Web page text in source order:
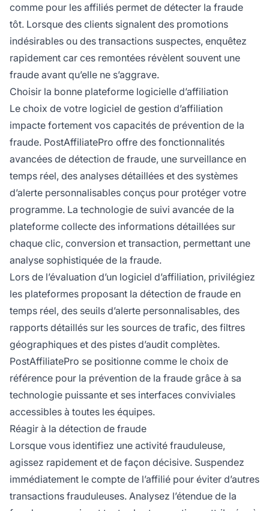
comme pour les affiliés permet de détecter la fraude
tôt. Lorsque des clients signalent des promotions
indésirables ou des transactions suspectes, enquêtez
rapidement car ces remontées révèlent souvent une
fraude avant qu’elle ne s’aggrave.
Choisir la bonne plateforme logicielle d’affiliation
Le choix de votre logiciel de gestion d’affiliation
impacte fortement vos capacités de prévention de la
fraude. PostAffiliatePro offre des fonctionnalités
avancées de détection de fraude, une surveillance en
temps réel, des analyses détaillées et des systèmes
d’alerte personnalisables conçus pour protéger votre
programme. La technologie de suivi avancée de la
plateforme collecte des informations détaillées sur
chaque clic, conversion et transaction, permettant une
analyse sophistiquée de la fraude.
Lors de l’évaluation d’un logiciel d’affiliation, privilégiez
les plateformes proposant la détection de fraude en
temps réel, des seuils d’alerte personnalisables, des
rapports détaillés sur les sources de trafic, des filtres
géographiques et des pistes d’audit complètes.
PostAffiliatePro se positionne comme le choix de
référence pour la prévention de la fraude grâce à sa
technologie puissante et ses interfaces conviviales
accessibles à toutes les équipes.
Réagir à la détection de fraude
Lorsque vous identifiez une activité frauduleuse,
agissez rapidement et de façon décisive. Suspendez
immédiatement le compte de l’affilié pour éviter d’autres
transactions frauduleuses. Analysez l’étendue de la